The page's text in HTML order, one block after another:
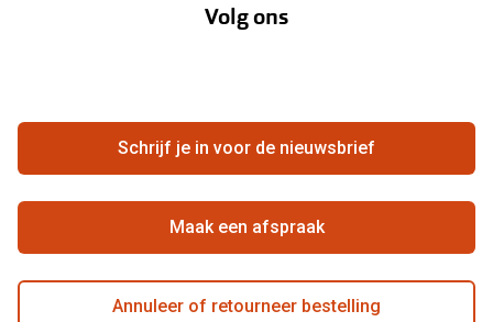
Hier de overeenkomst ontbinden
Beste winkelketen
Volg ons
Schrijf je in voor de nieuwsbrief
Maak een afspraak
Annuleer of retourneer bestelling